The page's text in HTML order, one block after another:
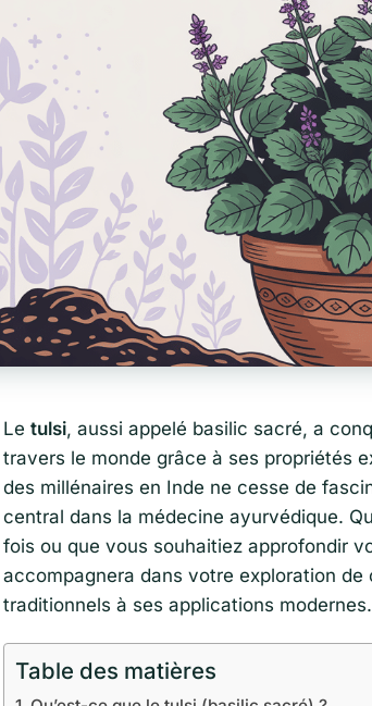
Le tulsi, aussi appelé basilic sacré, a
travers le monde grâce à ses propriétés
des millénaires en Inde ne cesse de
central dans la médecine ayurvédique.
fois ou que vous souhaitiez approfondir
accompagnera dans votre exploration
traditionnels à ses applications modernes.
Table des matières